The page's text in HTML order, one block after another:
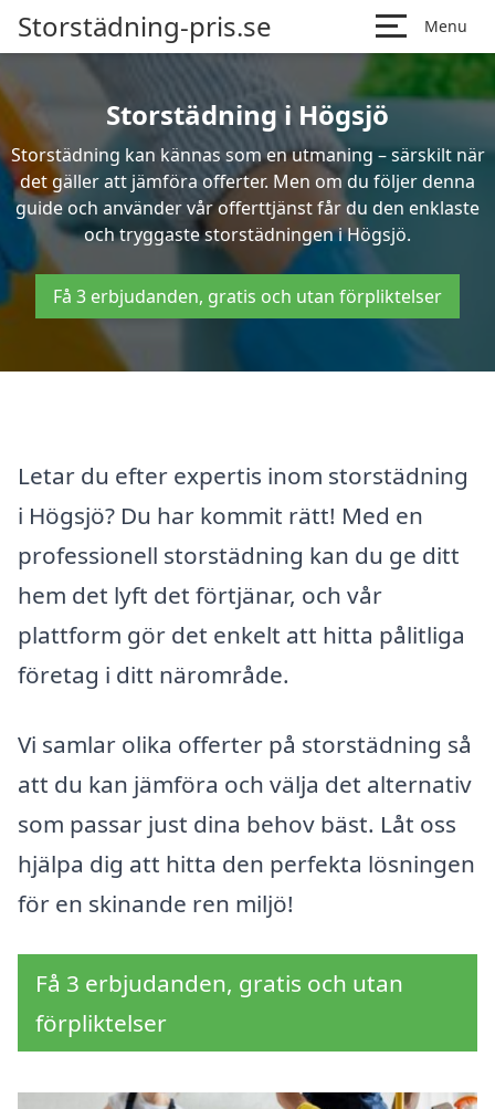
Storstädning-pris.se Menu
Storstädning i Högsjö
Storstädning kan kännas som en utmaning – särskilt när
det gäller att jämföra offerter. Men om du följer denna
guide och använder vår offerttjänst får du den enklaste
och tryggaste storstädningen i Högsjö.
Få 3 erbjudanden, gratis och utan förpliktelser
Letar du efter expertis inom storstädning
i Högsjö? Du har kommit rätt! Med en
professionell storstädning kan du ge ditt
hem det lyft det förtjänar, och vår
plattform gör det enkelt att hitta pålitliga
företag i ditt närområde.
Vi samlar olika offerter på storstädning så
att du kan jämföra och välja det alternativ
som passar just dina behov bäst. Låt oss
hjälpa dig att hitta den perfekta lösningen
för en skinande ren miljö!
Få 3 erbjudanden, gratis och utan
förpliktelser